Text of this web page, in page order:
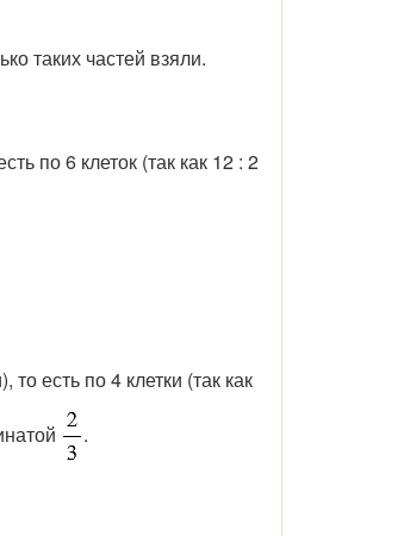
таких частей взяли.
по 6 клеток (так как 12 : 2
есть по 4 клетки (так как
.